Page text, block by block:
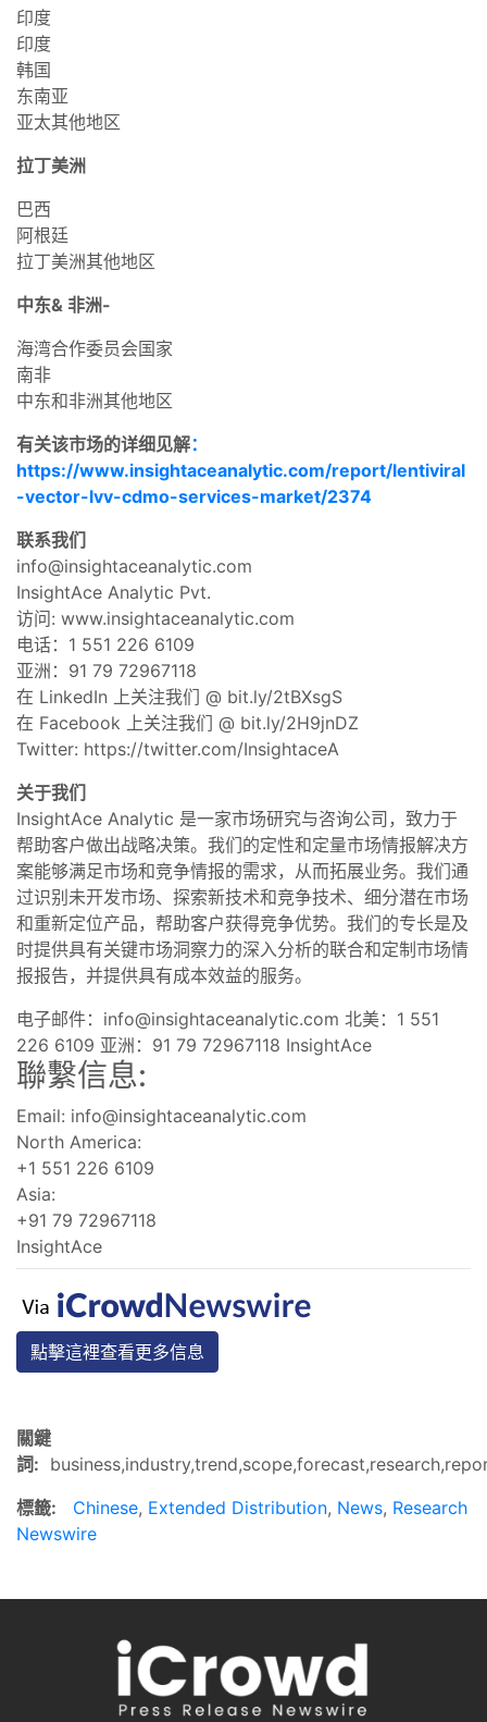
印度
印度
韩国
东南亚
亚太其他地区
拉丁美洲
巴西
阿根廷
拉丁美洲其他地区
中东& 非洲-
海湾合作委员会国家
南非
中东和非洲其他地区
有关该市场的详细见解：
https://www.insightaceanalytic.com/report/lentiviral
-vector-lvv-cdmo-services-market/2374
联系我们
info@insightaceanalytic.com
InsightAce Analytic Pvt.
访问: www.insightaceanalytic.com
电话：1 551 226 6109
亚洲：91 79 72967118
在 LinkedIn 上关注我们 @ bit.ly/2tBXsgS
在 Facebook 上关注我们 @ bit.ly/2H9jnDZ
Twitter: https://twitter.com/InsightaceA
关于我们
InsightAce Analytic 是一家市场研究与咨询公司，致力于
帮助客户做出战略决策。我们的定性和定量市场情报解决方
案能够满足市场和竞争情报的需求，从而拓展业务。我们通
过识别未开发市场、探索新技术和竞争技术、细分潜在市场
和重新定位产品，帮助客户获得竞争优势。我们的专长是及
时提供具有关键市场洞察力的深入分析的联合和定制市场情
报报告，并提供具有成本效益的服务。
电子邮件： info@insightaceanalytic.com 北美：1 551
226 6109 亚洲：91 79 72967118 InsightAce
聯繫信息:
Email: info@insightaceanalytic.com
North America:
+1 551 226 6109
Asia:
+91 79 72967118
InsightAce
點擊這裡查看更多信息
關鍵
詞:
標籤:
Chinese, Extended Distribution, News, Research
Newswire